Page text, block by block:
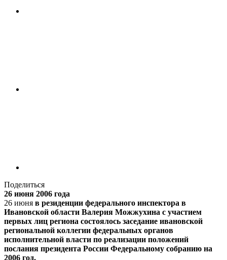
Поделиться
26 июня 2006 года
26 июня в резиденции федерального инспектора в
Ивановской области Валерия Можжухина с участием
первых лиц региона состоялось заседание ивановской
региональной коллегии федеральных органов
исполнительной власти по реализации положений
послания президента России Федеральному собранию на
2006 год.